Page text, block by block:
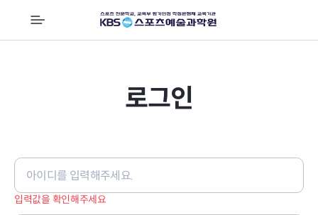
전
체
로그인
로
인
입력값을 확인해주세요